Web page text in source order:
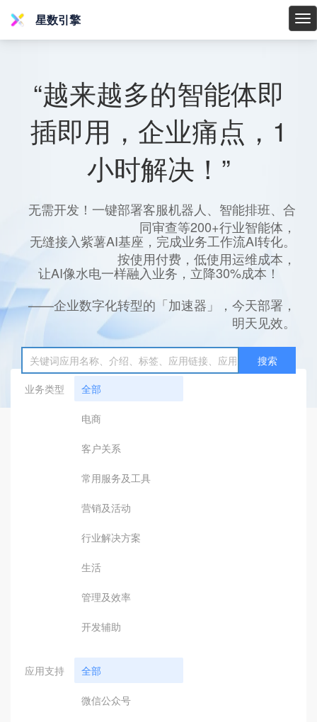
星
星数引擎
“越来越多的智能体即
插即用，企业痛点，1
小时解决！”
无需开发！一键部署客服机器人、智能排班、合
同审查等200+行业智能体，
无缝接入紫薯AI基座，完成业务工作流AI转化。
按使用付费，低使用运维成本，
让AI像水电一样融入业务，立降30%成本！
——企业数字化转型的「加速器」，今天部署，
明天见效。
搜索
业务类型
全部
电商
客户关系
常用服务及工具
营销及活动
行业解决方案
生活
管理及效率
开发辅助
应用支持 全部
微信公众号